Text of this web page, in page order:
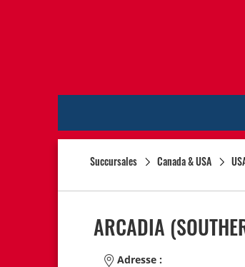
Succursales Canada & USA
ARCADIA
Adresse :